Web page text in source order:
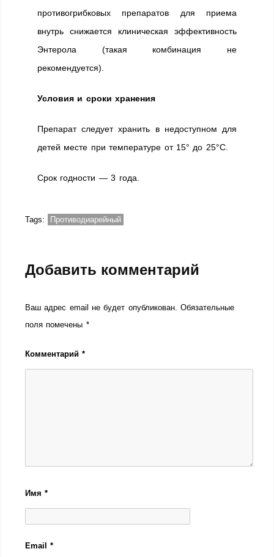
противогрибковых препаратов для приема
внутрь снижается клиническая эффективность
Энтерола (такая комбинация не
рекомендуется).
Условия и сроки хранения
Препарат следует хранить в недоступном для
детей месте при температуре от 15° до 25°C.
Срок годности — 3 года.
Tags: Противодиарейный
Добавить комментарий
Ваш адрес email не будет опубликован. Обязательные
поля помечены *
Комментарий*
Имя*
Email*